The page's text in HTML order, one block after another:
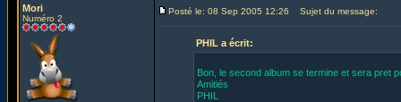
Mori
Numéro 2
Posté le: 08 Sep 2005 12:26 Sujet du message:
PHIL a écrit:
Bon, le second album se termine et sera pret
Amitiés
PHIL